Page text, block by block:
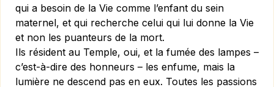
qui a besoin de la Vie comme l’enfant du sein
maternel, et qui recherche celui qui lui donne la Vie
et non les puanteurs de la mort.
Ils résident au Temple, oui, et la fumée des lampes –
c’est-à-dire des honneurs – les enfume, mais la
lumière ne descend pas en eux. Toutes les passions